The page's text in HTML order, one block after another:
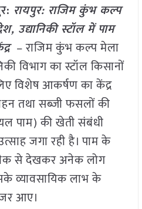
: रायपुर: राजिम कुंभ कल्प
स्टॉल में पाम
– राजिम कुंभ कल्प मेला
विभाग का स्टॉल किसानों
विशेष आकर्षण का केंद्र
तथा सब्जी फसलों की
पाम) की खेती संबंधी
जगा रही है। पाम के
से देखकर अनेक लोग
व्यावसायिक लाभ के
आए।